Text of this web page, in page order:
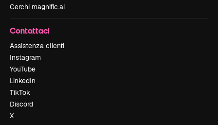
Cerchi magnific.ai
Contattaci
Assistenza clienti
Instagram
YouTube
LinkedIn
TikTok
Discord
X